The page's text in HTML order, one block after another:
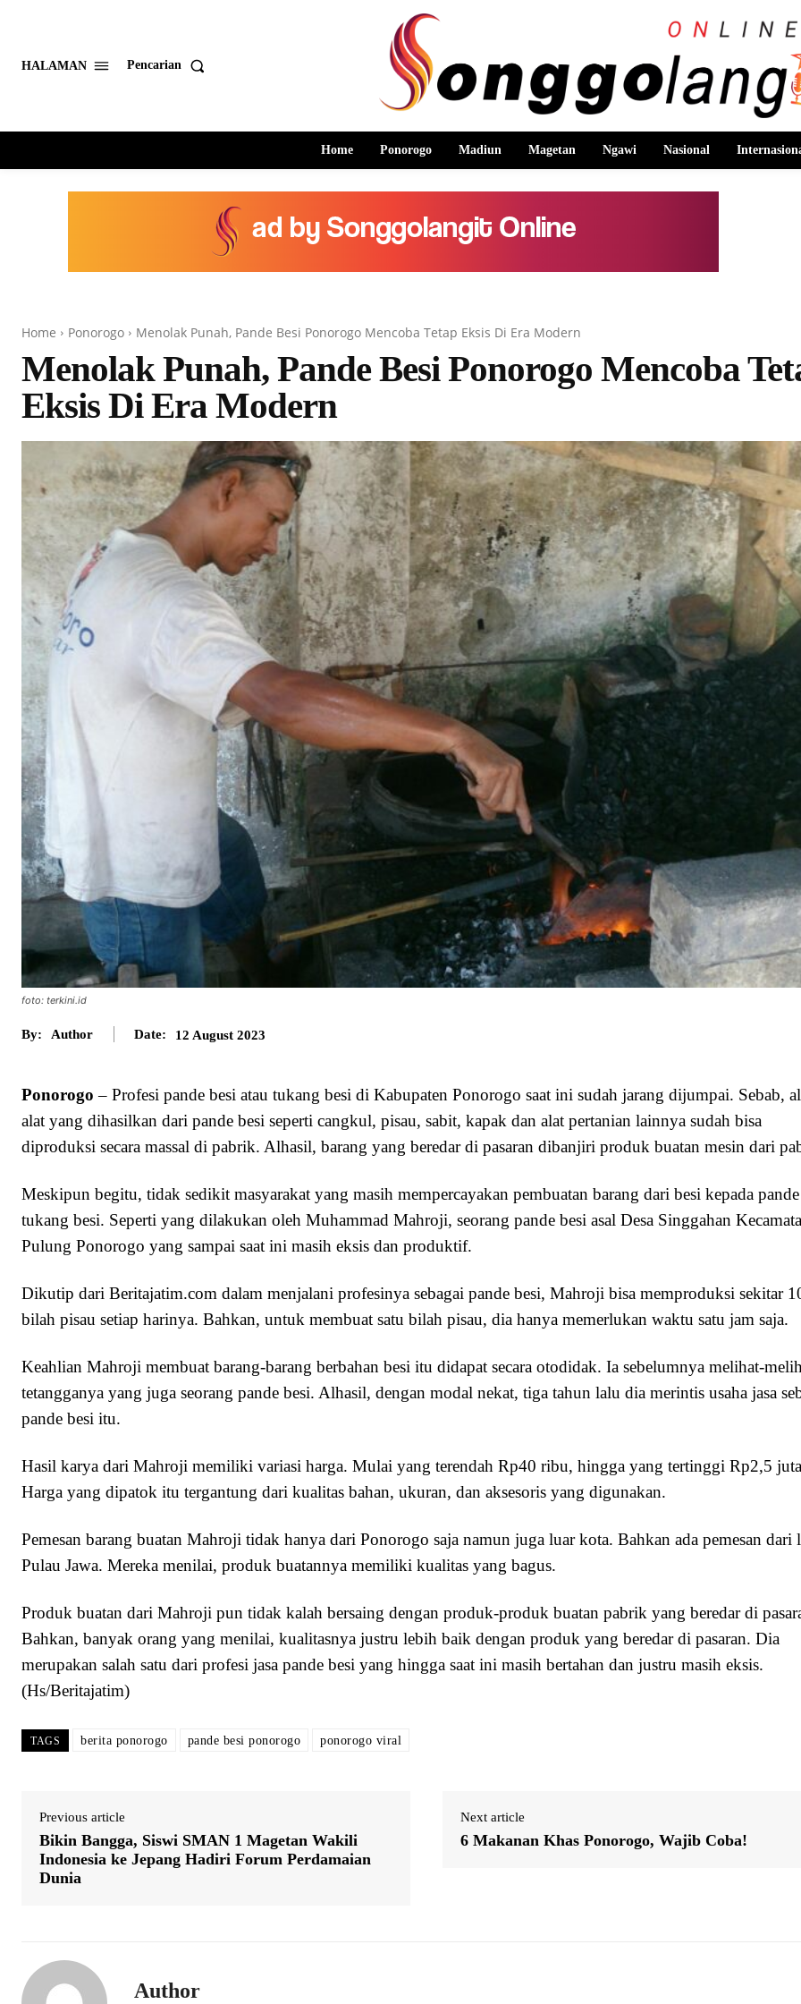
HALAMAN Pencarian
Home Ponorogo Madiun Magetan Ngawi Nasional
Home Ponorogo Menolak Punah, Pande Besi Ponorogo Mencoba Tetap Eksis Di Era Modern
Menolak Punah, Pande Besi Ponorogo Mencoba
Eksis Di Era Modern
foto: terkini.id
By: Author Date: 12 August 2023
Ponorogo– Profesi pande besi atau tukang besi di Kabupaten Ponorogo saat ini sudah jarang dijumpai. Sebab,
alat yang dihasilkan dari pande besi seperti cangkul, pisau, sabit, kapak dan alat pertanian lainnya sudah bisa
diproduksi secara massal di pabrik. Alhasil, barang yang beredar di pasaran dibanjiri produk buatan mesin dari
Meskipun begitu, tidak sedikit masyarakat yang masih mempercayakan pembuatan barang dari besi kepada
tukang besi. Seperti yang dilakukan oleh Muhammad Mahroji, seorang pande besi asal Desa Singgahan
Pulung Ponorogo yang sampai saat ini masih eksis dan produktif.
Dikutip dari Beritajatim.com dalam menjalani profesinya sebagai pande besi, Mahroji bisa memproduksi sekitar
bilah pisau setiap harinya. Bahkan, untuk membuat satu bilah pisau, dia hanya memerlukan waktu satu jam saja.
Keahlian Mahroji membuat barang-barang berbahan besi itu didapat secara otodidak. Ia sebelumnya melihat-
tetangganya yang juga seorang pande besi. Alhasil, dengan modal nekat, tiga tahun lalu dia merintis usaha jasa
pande besi itu.
Hasil karya dari Mahroji memiliki variasi harga. Mulai yang terendah Rp40 ribu, hingga yang tertinggi Rp2,5
Harga yang dipatok itu tergantung dari kualitas bahan, ukuran, dan aksesoris yang digunakan.
Pemesan barang buatan Mahroji tidak hanya dari Ponorogo saja namun juga luar kota. Bahkan ada pemesan dari
Pulau Jawa. Mereka menilai, produk buatannya memiliki kualitas yang bagus.
Produk buatan dari Mahroji pun tidak kalah bersaing dengan produk-produk buatan pabrik yang beredar di
Bahkan, banyak orang yang menilai, kualitasnya justru lebih baik dengan produk yang beredar di pasaran. Dia
merupakan salah satu dari profesi jasa pande besi yang hingga saat ini masih bertahan dan justru masih eksis.
(Hs/Beritajatim)
TAGS berita ponorogo pande besi ponorogo ponorogo viral
Previous article
Bikin Bangga, Siswi SMAN 1 Magetan Wakili
Indonesia ke Jepang Hadiri Forum Perdamaian
Dunia
Next article
6 Makanan Khas Ponorogo, Wajib Coba!
Author